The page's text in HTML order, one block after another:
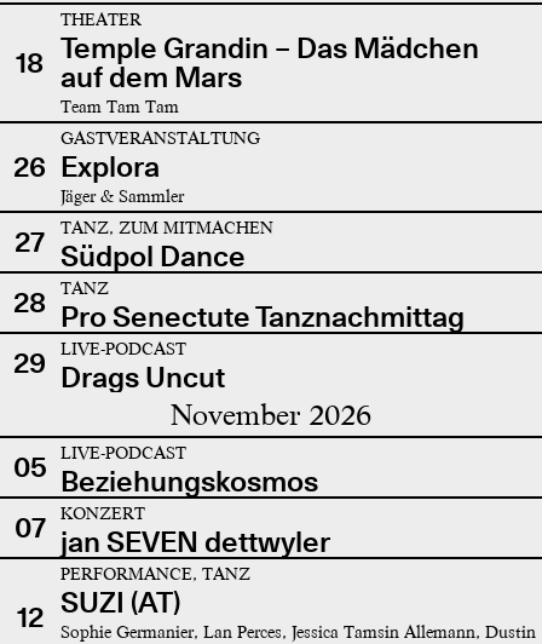
18
THEATER
Temple Grandin – Das Mädchen
auf dem Mars
Team Tam Tam
26
GASTVERANSTALTUNG
Explora
Jäger & Sammler
27 TANZ, ZUM MITMACHEN
Südpol Dance
28
TANZ
Pro Senectute Tanznachmittag
29
LIVE-PODCAST
Drags Uncut
November 2026
05 LIVE-PODCAST
Beziehungskosmos
07
KONZERT
jan SEVEN dettwyler
12
PERFORMANCE, TANZ
SUZI (AT)
Sophie Germanier, Lan Perces, Jessica Tamsin Allemann, Dustin